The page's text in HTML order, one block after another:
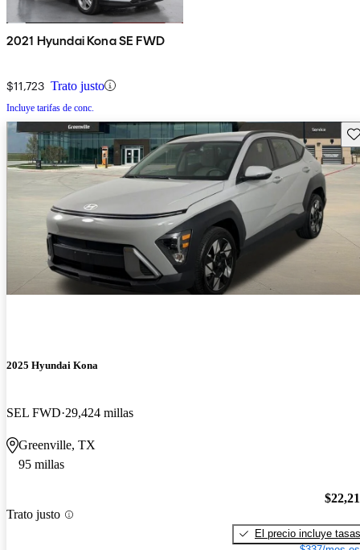
2021 Hyundai Kona SE FWD
$11,723 Trato justo
Incluye tarifas de conc.
2025 Hyundai Kona
SEL FWD 29,424 millas
Greenville, TX
95 millas
Trato justo
El precio incluye tasas